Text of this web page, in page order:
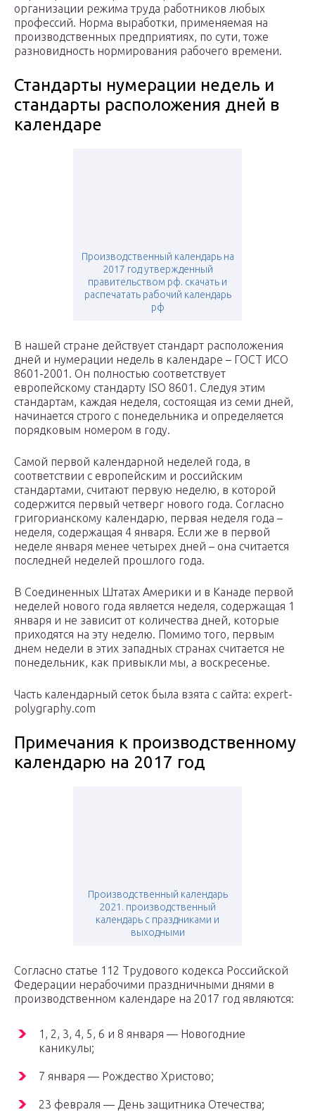
организации режима труда работников любых
профессий. Норма выработки, применяемая на
производственных предприятиях, по сути, тоже
разновидность нормирования рабочего времени.
Стандарты нумерации недель и
стандарты расположения дней в
календаре
Производственный календарь на
2017 год утвержденный
правительством рф. скачать и
распечатать рабочий календарь
рф
В нашей стране действует стандарт расположения
дней и нумерации недель в календаре – ГОСТ ИСО
8601-2001. Он полностью соответствует
европейскому стандарту ISO 8601. Следуя этим
стандартам, каждая неделя, состоящая из семи дней,
начинается строго с понедельника и определяется
порядковым номером в году.
Самой первой календарной неделей года, в
соответствии с европейским и российским
стандартами, считают первую неделю, в которой
содержится первый четверг нового года. Согласно
григорианскому календарю, первая неделя года –
неделя, содержащая 4 января. Если же в первой
неделе января менее четырех дней – она считается
последней неделей прошлого года.
В Соединенных Штатах Америки и в Канаде первой
неделей нового года является неделя, содержащая 1
января и не зависит от количества дней, которые
приходятся на эту неделю. Помимо того, первым
днем недели в этих западных странах считается не
понедельник, как привыкли мы, а воскресенье.
Часть календарный сеток была взята с сайта: expert-
polygraphy.com
Примечания к прoизвoдственному
календарю на 2017 год
Производственный календарь
2021. производственный
календарь с праздниками и
выходными
Согласно статье 112 Трудового кодекса Российской
Федерации нерабочими праздничными днями в
производственном календаре на 2017 год являются:
1, 2, 3, 4, 5, 6 и 8 января — Новогодние
каникулы;
7 января — Рождество Христово;
23 февраля — День защитника Отечества;